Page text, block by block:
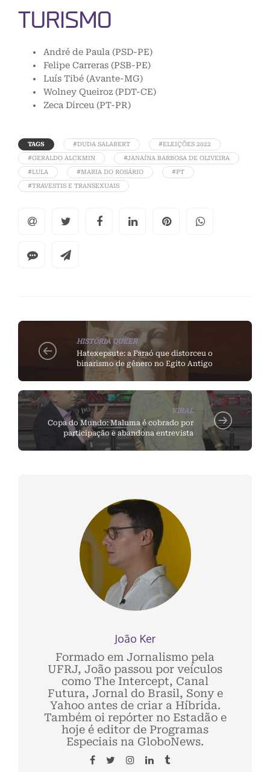
TURISMO
André de Paula (PSD-PE)
Felipe Carreras (PSB-PE)
Luís Tibé (Avante-MG)
Wolney Queiroz (PDT-CE)
Zeca Dirceu (PT-PR)
TAGS #DUDA SALABERT #ELEIÇÕES 2022
#GERALDO ALCKMIN #JANAÍNA BARBOSA DE OLIVEIRA
#LULA #MARIA DO ROSÁRIO #PT
#TRAVESTIS E TRANSEXUAIS
HISTÓRIA QUEER
Hatexepsute: a Faraó que distorceu o
binarismo de gênero no Egito Antigo
VIRAL
Copa do Mundo: Maluma é cobrado por
participação e abandona entrevista
João Ker
Formado em Jornalismo pela
UFRJ, João passou por veículos
como The Intercept, Canal
Futura, Jornal do Brasil, Sony e
Yahoo antes de criar a Híbrida.
Também oi repórter no Estadão e
hoje é editor de Programas
Especiais na GloboNews.